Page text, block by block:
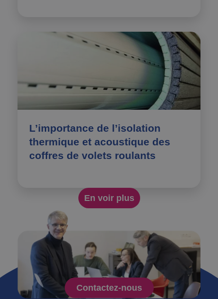
L’importance de l’isolation
thermique et acoustique des
coffres de volets roulants
En voir plus
Contactez-nous